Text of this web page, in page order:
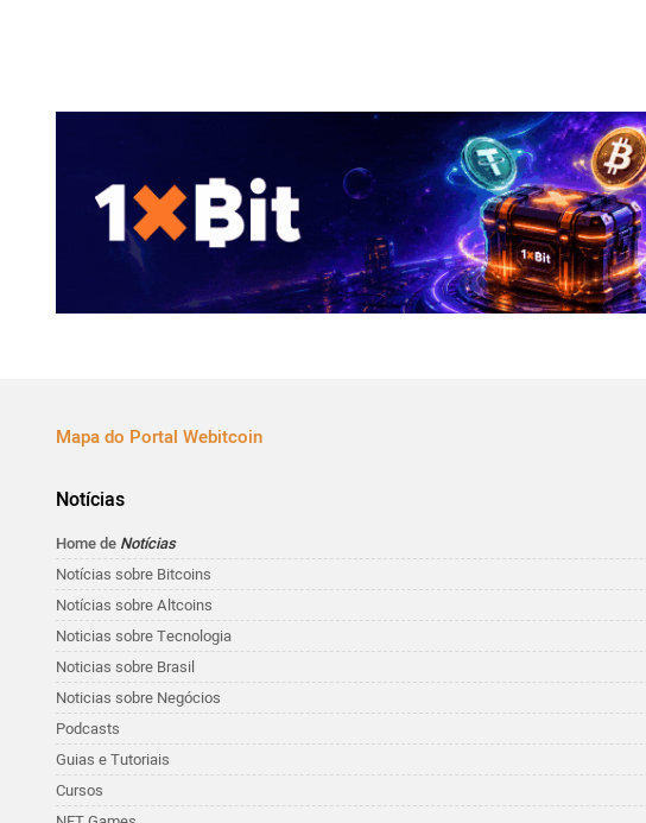
Mapa do Portal Webitcoin
Notícias
Home de Notícias
Notícias sobre Bitcoins
Notícias sobre Altcoins
Noticias sobre Tecnologia
Noticias sobre Brasil
Noticias sobre Negócios
Podcasts
Guias e Tutoriais
Cursos